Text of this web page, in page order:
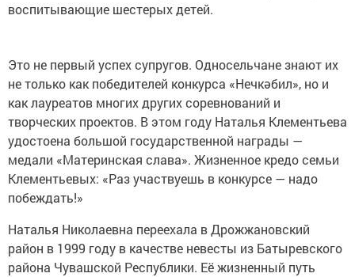
воспитывающие шестерых детей.
Это не первый успех супругов. Односельчане знают их
не только как победителей конкурса «Нечкәбил», но и
как лауреатов многих других соревнований и
творческих проектов. В этом году Наталья Клементьева
удостоена большой государственной награды —
медали «Материнская слава». Жизненное кредо семьи
Клементьевых: «Раз участвуешь в конкурсе — надо
побеждать!»
Наталья Николаевна переехала в Дрожжановский
район в 1999 году в качестве невесты из Батыревского
района Чувашской Республики. Её жизненный путь